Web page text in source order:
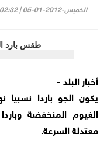
الخميس-2012-01-05 | 02:32 pm
أخبار البلد -
يكون الجو باردا نسبيا
الغيوم المنخفضة
معتدلة السرعة.